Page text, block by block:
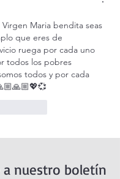
Maria bendita seas
que eres de
ruega por cada uno
todos los pobres
todos y por cada
a nuestro boletín